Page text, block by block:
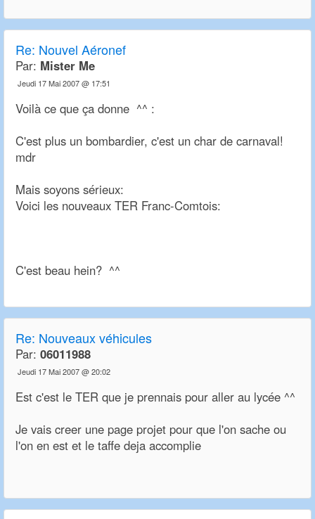
Re: Nouvel Aéronef
Par: Mister Me
Jeudi 17 Mai 2007 @ 17:51
Voilà ce que ça donne ^^ :
C'est plus un bombardier, c'est un char de carnaval!
mdr
Mais soyons sérieux:
Voici les nouveaux TER Franc-Comtois:
C'est beau hein? ^^
Re: Nouveaux véhicules
Par: 06011988
Jeudi 17 Mai 2007 @ 20:02
Est c'est le TER que je prennais pour aller au lycée ^^
Je vais creer une page projet pour que l'on sache ou
l'on en est et le taffe deja accomplie